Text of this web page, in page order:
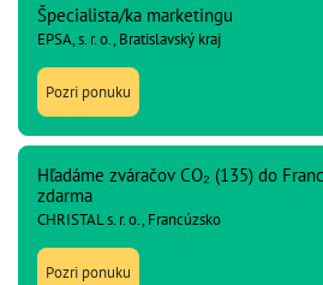
Špecialista/ka marketingu
EPSA, s. r. o., Bratislavský kraj
Pozri ponuku
Hľadáme zváračov CO₂ (135) do
zdarma
CHRISTAL s. r. o., Francúzsko
Pozri ponuku